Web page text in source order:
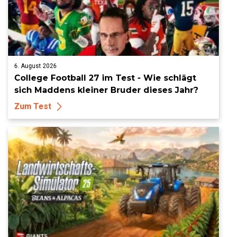
6. August 2026
College Football 27 im Test - Wie schlägt
sich Maddens kleiner Bruder dieses Jahr?
Zum Test